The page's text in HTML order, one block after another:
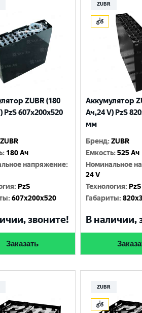
ZUBR (180
PzS 607x200x520
ZUBR
: 180 Ач
напряжение:
: PzS
:607x200x520
звоните!
Заказать
ZUBR
Аккумулятор
Ач,24 V) PzS
мм
Бренд:ZUBR
Емкость:525 Ач
Номинальное
24 V
Технология: PzS
Габариты:
В наличии,
ZUBR